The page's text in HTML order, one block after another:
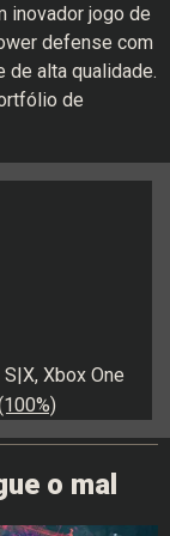
inovador jogo de
defense com
de alta qualidade.
de
Xbox One
o mal